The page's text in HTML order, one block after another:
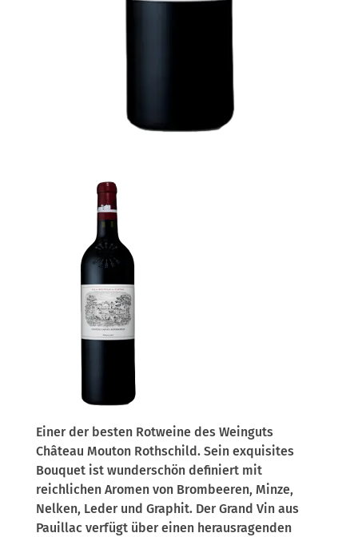
Einer der besten Rotweine des Weinguts
Château Mouton Rothschild. Sein exquisites
Bouquet ist wunderschön definiert mit
reichlichen Aromen von Brombeeren, Minze,
Nelken, Leder und Graphit. Der Grand Vin aus
Pauillac verfügt über einen herausragenden